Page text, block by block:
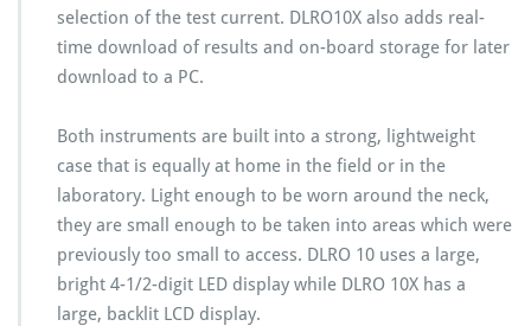
selection of the test current. DLRO10X also adds real-
time download of results and on-board storage for later
download to a PC.
Both instruments are built into a strong, lightweight
case that is equally at home in the field or in the
laboratory. Light enough to be worn around the neck,
they are small enough to be taken into areas which were
previously too small to access. DLRO 10 uses a large,
bright 4-1/2-digit LED display while DLRO 10X has a
large, backlit LCD display.